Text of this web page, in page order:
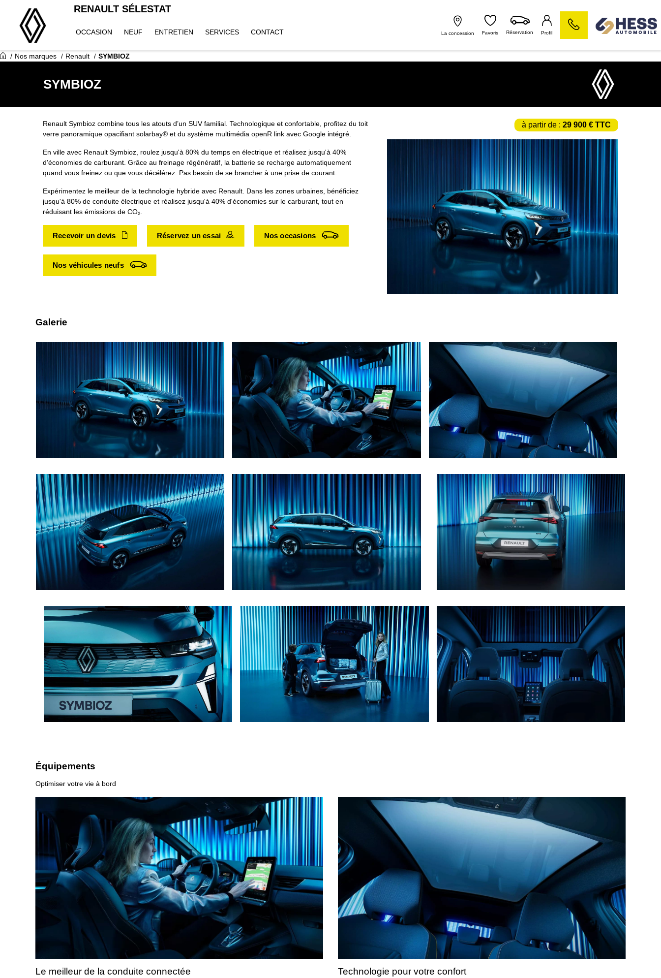
RENAULT SÉLESTAT
OCCASION NEUF ENTRETIEN SERVICES CONTACT La concession Favoris Réservation Profil
Nos marques Renault SYMBIOZ
SYMBIOZ
à partir de : 29 900 € TTC
Renault Symbioz combine tous les atouts d’un SUV familial. Technologique et confortable, profitez du toit
verre panoramique opacifiant solarbay® et du système multimédia openR link avec Google intégré.
En ville avec Renault Symbioz, roulez jusqu'à 80% du temps en électrique et réalisez jusqu'à 40%
d'économies de carburant. Grâce au freinage régénératif, la batterie se recharge automatiquement
quand vous freinez ou que vous décélérez. Pas besoin de se brancher à une prise de courant.
Expérimentez le meilleur de la technologie hybride avec Renault. Dans les zones urbaines, bénéficiez
jusqu'à 80% de conduite électrique et réalisez jusqu'à 40% d'économies sur le carburant, tout en
réduisant les émissions de CO₂.
Recevoir un devis Réservez un essai Nos occasions
Nos véhicules neufs
Galerie
Équipements
Optimiser votre vie à bord
Le meilleur de la conduite connectée Technologie pour votre confort